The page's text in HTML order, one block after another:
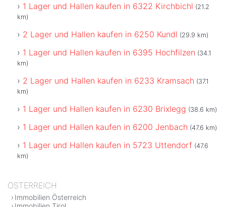
1 Lager und Hallen kaufen in 6322 Kirchbichl (21.2
km)
2 Lager und Hallen kaufen in 6250 Kundl (29.9 km)
1 Lager und Hallen kaufen in 6395 Hochfilzen (34.1
km)
2 Lager und Hallen kaufen in 6233 Kramsach (37.1
km)
1 Lager und Hallen kaufen in 6230 Brixlegg (38.6 km)
1 Lager und Hallen kaufen in 6200 Jenbach (47.6 km)
1 Lager und Hallen kaufen in 5723 Uttendorf (47.6
km)
ÖSTERREICH
Immobilien Österreich